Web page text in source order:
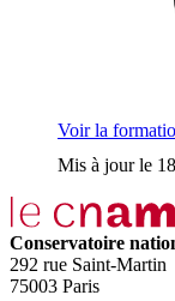
Voir la
Mis à jour le
Conservatoire
292 rue Saint-Martin
75003 Paris